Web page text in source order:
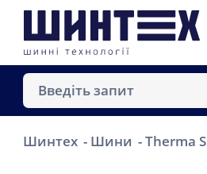
Шинтех Шини Therma